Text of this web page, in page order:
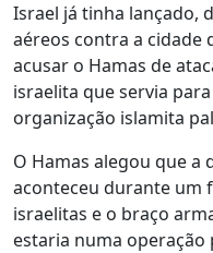
Israel já tinha lançado,
aéreos contra a cidade
acusar o Hamas de
israelita que servia
organização islamita
O Hamas alegou que a
aconteceu durante um
israelitas e o braço
estaria numa